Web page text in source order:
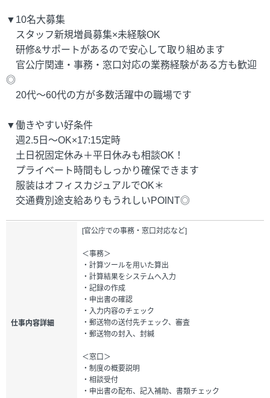
▼10名大募集
スタッフ新規増員募集×未経験OK
研修&サポートがあるので安心して取り組めます
官公庁関連・事務・窓口対応の業務経験がある方も歓迎
◎
20代～60代の方が多数活躍中の職場です
▼働きやすい好条件
週2.5日～OK×17:15定時
土日祝固定休み＋平日休みも相談OK！
プライベート時間もしっかり確保できます
服装はオフィスカジュアルでOK＊
交通費別途支給ありもうれしいPOINT◎
仕事内容詳細
[官公庁での事務・窓口対応など]
＜事務＞
・計算ツールを用いた算出
・計算結果をシステムへ入力
・記録の作成
・申出書の確認
・入力内容のチェック
・郵送物の送付先チェック、審査
・郵送物の封入、封緘
＜窓口＞
・制度の概要説明
・相談受付
・申出書の配布、記入補助、書類チェック